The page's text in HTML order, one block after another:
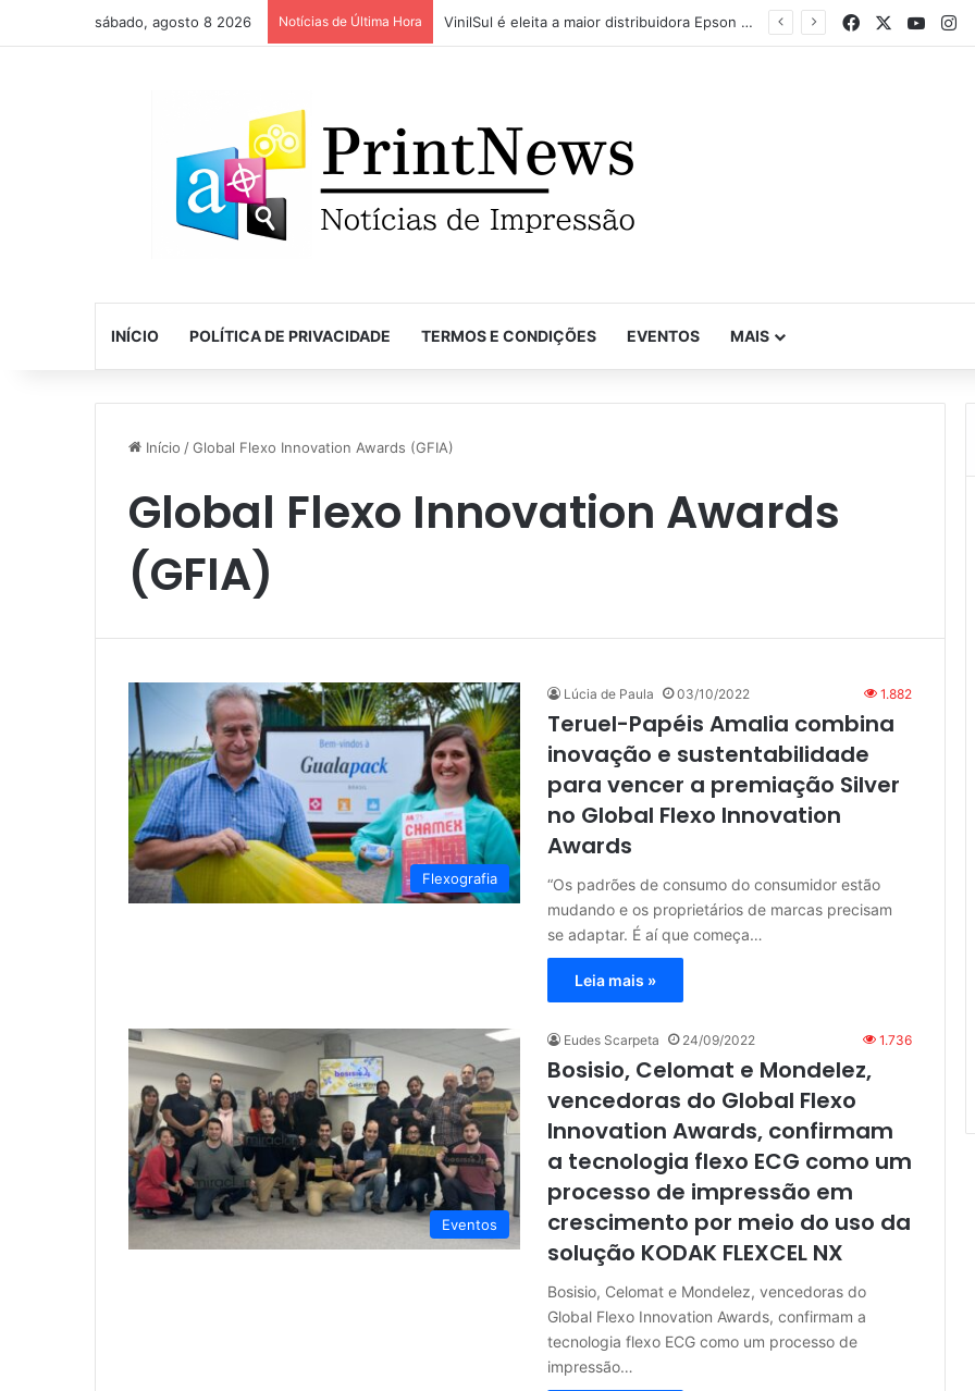
sábado, agosto 8 2026 Notícias de Última Hora VinilSul é eleita a maior distribuidora Epson das Américas pela 7ª vez Facebook
INÍCIO POLÍTICA DE PRIVACIDADE TERMOS E CONDIÇÕES EVENTOS MAIS
Início /Global Flexo Innovation Awards (GFIA)
Global Flexo Innovation Awards
(GFIA)
Flexografia
Lúcia de Paula 03/10/2022 1.882
Teruel-Papéis Amalia combina
inovação e sustentabilidade
para vencer a premiação Silver
no Global Flexo Innovation
Awards
“Os padrões de consumo do consumidor estão
mudando e os proprietários de marcas precisam
se adaptar. É aí que começa…
Leia mais »
Eventos
Eudes Scarpeta 24/09/2022 1.736
Bosisio, Celomat e Mondelez,
vencedoras do Global Flexo
Innovation Awards, confirmam
a tecnologia flexo ECG como um
processo de impressão em
crescimento por meio do uso da
solução KODAK FLEXCEL NX
Bosisio, Celomat e Mondelez, vencedoras do
Global Flexo Innovation Awards, confirmam a
tecnologia flexo ECG como um processo de
impressão…